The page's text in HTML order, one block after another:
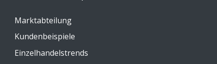
Marktabteilung
Kundenbeispiele
Einzelhandelstrends